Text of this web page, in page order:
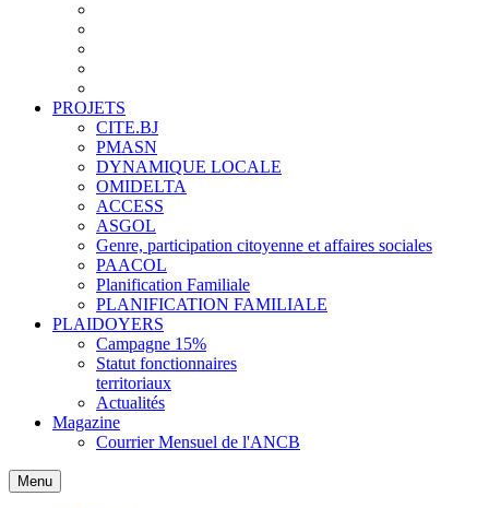
PROJETS
CITE.BJ
PMASN
DYNAMIQUE LOCALE
OMIDELTA
ACCESS
ASGOL
Genre, participation citoyenne et affaires sociales
PAACOL
Planification Familiale
PLANIFICATION FAMILIALE
PLAIDOYERS
Campagne 15%
Statut fonctionnaires
territoriaux
Actualités
Magazine
Courrier Mensuel de l'ANCB
Menu